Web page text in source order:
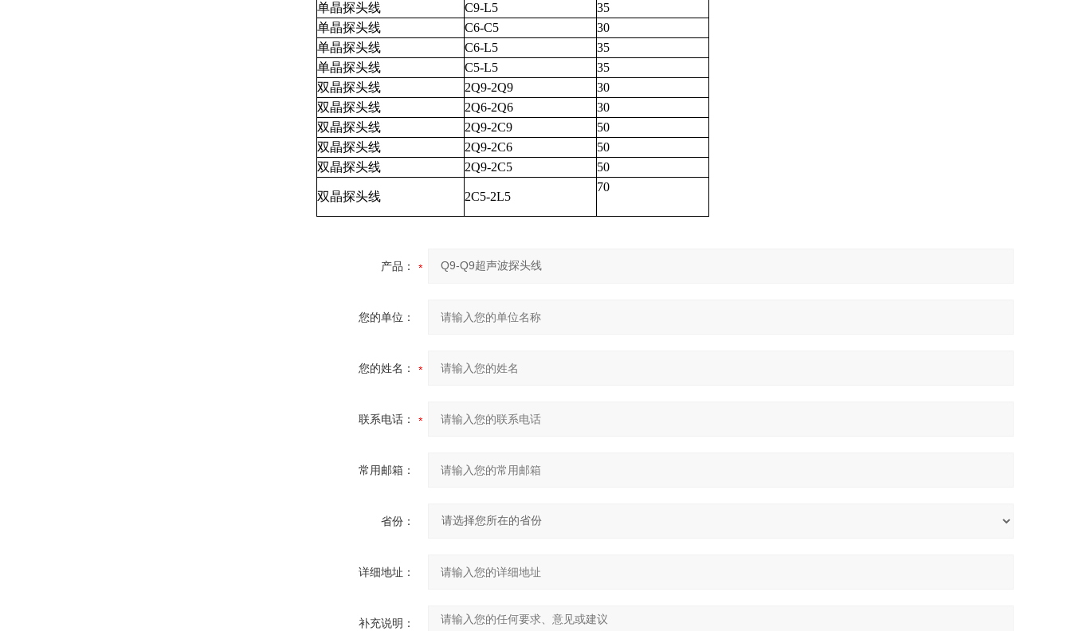
单晶探头线
C9-L5
35
单晶探头线
C6-C5
30
单晶探头线
C6-L5
35
单晶探头线
C5-L5
35
双晶探头线
2Q9-2Q9
30
双晶探头线
2Q6-2Q6
30
双晶探头线
2Q9-2C9
50
双晶探头线
2Q9-2C6
50
双晶探头线
2Q9-2C5 50
双晶探头线 2C5-2L5
70
产品：
您的单位：
您的姓名：
联系电话：
常用邮箱：
省份：
详细地址：
补充说明：